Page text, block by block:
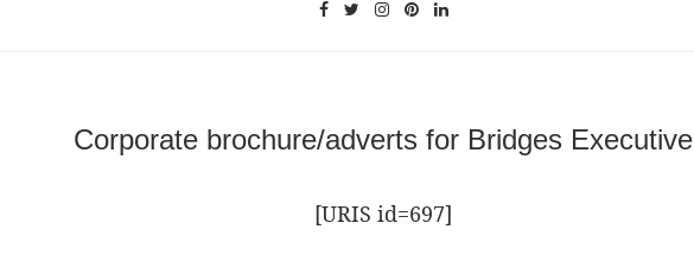
Corporate brochure/adverts for Bridges Executive
[URIS id=697]